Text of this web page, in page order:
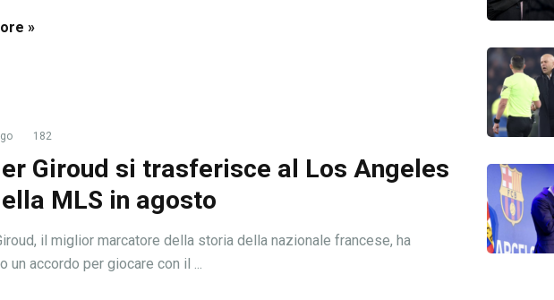
»
182
Giroud si trasferisce al Los Angeles
MLS in agosto
il miglior marcatore della storia della nazionale francese, ha
un accordo per giocare con il ...